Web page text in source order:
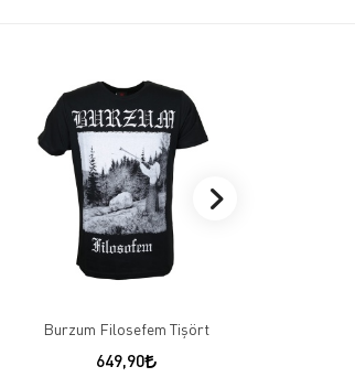
Burzum Filosefem Tişört
649,90